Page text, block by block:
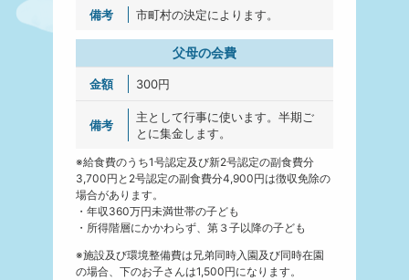
市町村の決定によります。
父母の会費
300円
主として行事に使います。半期ご
とに集金します。
※給食費のうち1号認定及び新2号認定の副食費分
3,700円と2号認定の副食費分4,900円は徴収免除の
場合があります。
年収360万円未満世帯の子ども
所得階層にかかわらず、第３子以降の子ども
※施設及び環境整備費は兄弟同時入園及び同時在園
の場合、下のお子さんは1,500円になります。